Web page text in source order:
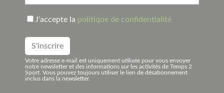
J'accepte la politique de confidentialité
Votre adresse e-mail est uniquement utilisée pour vous envoyer
notre newsletter et des informations sur les activités de Temps 2
Sport. Vous pouvez toujours utiliser le lien de désabonnement
inclus dans la newsletter.